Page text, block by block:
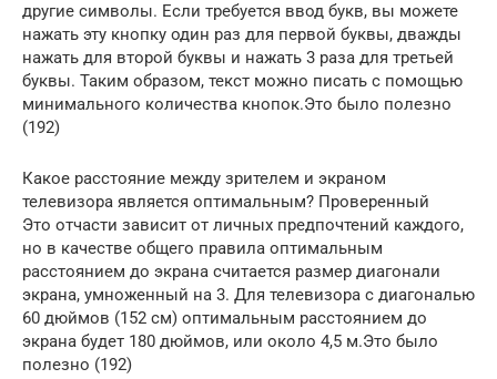
другие символы. Если требуется ввод букв, вы можете
нажать эту кнопку один раз для первой буквы, дважды
нажать для второй буквы и нажать 3 раза для третьей
буквы. Таким образом, текст можно писать с помощью
минимального количества кнопок.Это было полезно
(192)
Какое расстояние между зрителем и экраном
телевизора является оптимальным? Проверенный
Это отчасти зависит от личных предпочтений каждого,
но в качестве общего правила оптимальным
расстоянием до экрана считается размер диагонали
экрана, умноженный на 3. Для телевизора с диагональю
60 дюймов (152 см) оптимальным расстоянием до
экрана будет 180 дюймов, или около 4,5 м.Это было
полезно (192)